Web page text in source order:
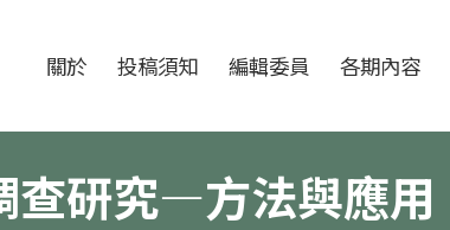
關於 投稿須知 編輯委員 各期內容
查研究—方法與應用